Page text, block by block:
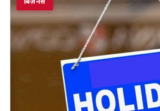
बिज़नेस